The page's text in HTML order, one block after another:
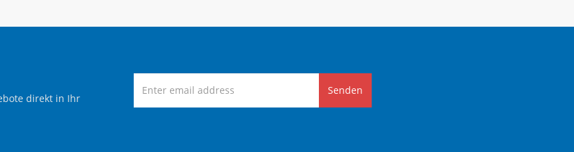
direkt in Ihr
Senden